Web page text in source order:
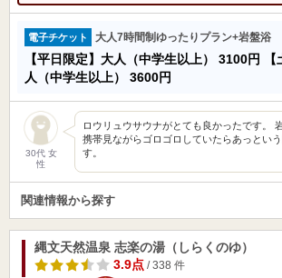
電子チケット 大人7時間制ゆったりプラン+岩盤浴
【平日限定】大人（中学生以上） 3100円
人（中学生以上） 3600円
30代 女
性
ロウリュウサウナがとても良かったです。
携帯見ながらゴロゴロしていたらあっとい
す。
関連情報から探す
縄文天然温泉 志楽の湯（しらくのゆ）
3.9点 / 338 件